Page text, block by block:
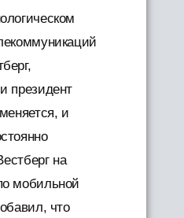
президент
и
на
мобильной
что